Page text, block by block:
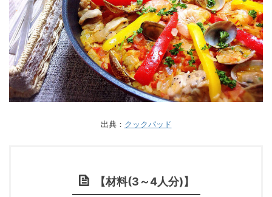
出典： クックパッド
【材料(3～4人分)】